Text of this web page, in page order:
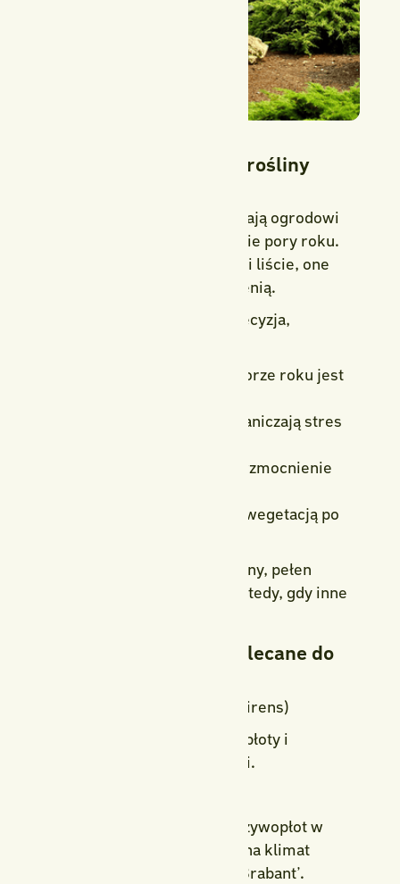
Dlaczego warto sadzić rośliny
Rośliny zimozielone zapewniają ogrodowi
piękny wygląd przez wszystkie pory roku.
Gdy większość krzewów traci liście, one
nadal cieszą intensywną zielenią.
Sadzenie jesienią to dobra decyzja,
gleba w Kielcach o tej porze roku jest
niższe temperatury ograniczają stres
korzenie mają czas na wzmocnienie
roślina szybciej ruszy z wegetacją po
Dzięki temu ogród jest zadbany, pełen
struktury i harmonii nawet wtedy, gdy inne
Rośliny zimozielone polecane do
1. Bukszpan (Buxus sempervirens)
Świetny na niewysokie żywopłoty i
formowanie w kule lub stożki.
Najpopularniejszy wybór na żywopłot w
regionie. Polecane odmiany na klimat
świętokrzyski: ‘Smaragd’ i ‘Brabant’.